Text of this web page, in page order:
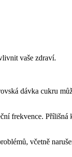
vaše zdraví.
dávka cukru
frekvence.
včetně